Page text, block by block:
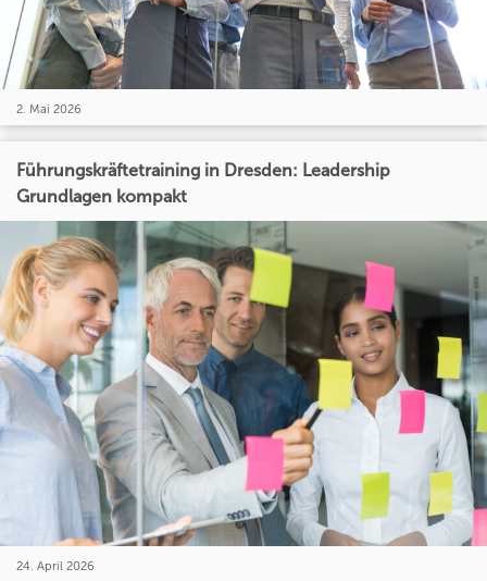
2. Mai 2026
Führungskräftetraining in Dresden: Leadership
Grundlagen kompakt
24. April 2026